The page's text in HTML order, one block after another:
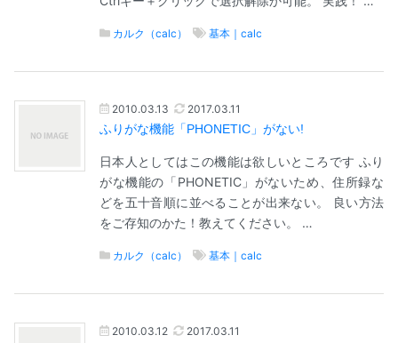
カルク（calc） 基本｜calc
2010.03.13
2017.03.11
ふりがな機能「PHONETIC」がない!
日本人としてはこの機能は欲しいところです ふり
がな機能の「PHONETIC」がないため、住所録な
どを五十音順に並べることが出来ない。 良い方法
をご存知のかた！教えてください。 …
カルク（calc） 基本｜calc
2010.03.12
2017.03.11